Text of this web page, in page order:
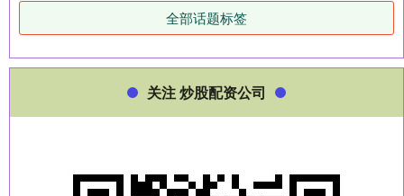
全部话题标签
关注 炒股配资公司